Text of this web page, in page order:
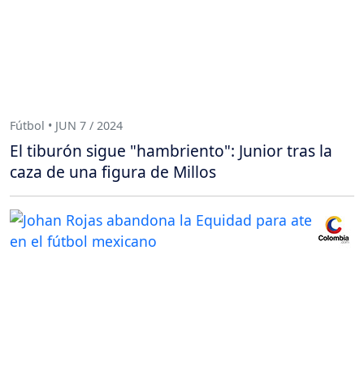
Fútbol • JUN 7 / 2024
El tiburón sigue "hambriento": Junior tras la
caza de una figura de Millos